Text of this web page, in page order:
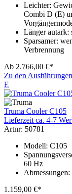
Leichter:
Combi D (E)
Länger autark:
Sparsamer:
Verbrennung
Ab 2.766,00 €*
Zu den Ausführungen
E
Truma Cooler C105
Lieferzeit ca. 4-7
Artnr: 50781
Modell: C105
60 Hz
1.159,00 €*